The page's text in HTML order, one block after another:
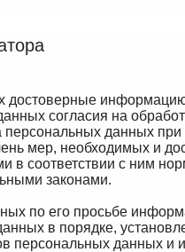
достоверные
согласия на
персональных данных
мер, необходимых и
в соответствии с ним
законами.
по его просьбе
в порядке,
персональных данных и